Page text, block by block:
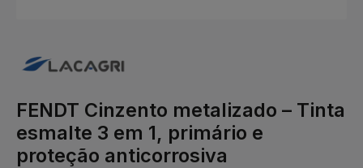
FENDT Cinzento metalizado – Tinta
esmalte 3 em 1, primário e
proteção anticorrosiva